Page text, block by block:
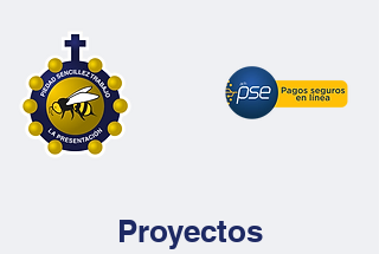
Proyectos